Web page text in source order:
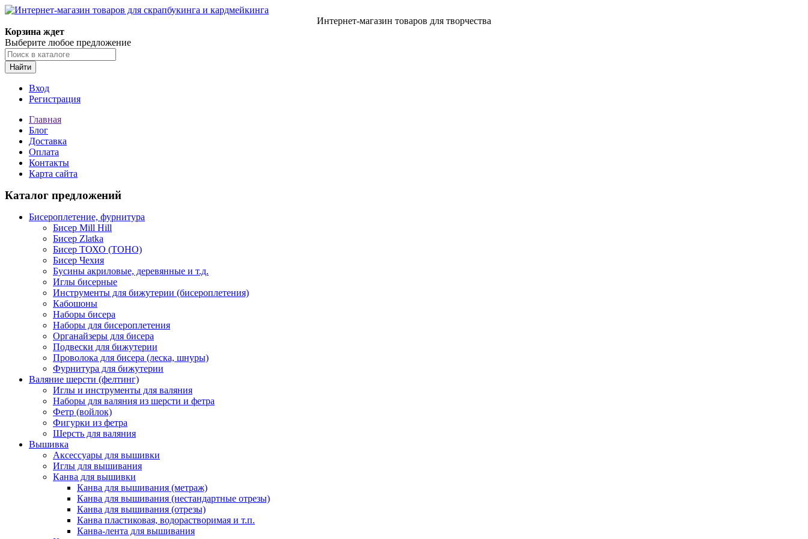
Интернет-магазин товаров для творчества
Корзина ждет
Выберите любое предложение
Найти
Вход
Регистрация
Главная
Блог
Доставка
Оплата
Контакты
Карта сайта
Каталог предложений
Бисероплетение, фурнитура
Бисер Mill Hill
Бисер Zlatka
Бисер ТОХО (TOHO)
Бисер Чехия
Бусины акриловые, деревянные и т.д.
Иглы бисерные
Инструменты для бижутерии (бисероплетения)
Кабошоны
Наборы бисера
Наборы для бисероплетения
Органайзеры для бисера
Подвески для бижутерии
Проволока для бисера (леска, шнуры)
Фурнитура для бижутерии
Валяние шерсти (фелтинг)
Иглы и инструменты для валяния
Наборы для валяния из шерсти и фетра
Фетр (войлок)
Фигурки из фетра
Шерсть для валяния
Вышивка
Аксессуары для вышивки
Иглы для вышивания
Канва для вышивки
Канва для вышивания (метраж)
Канва для вышивания (нестандартные отрезы)
Канва для вышивания (отрезы)
Канва пластиковая, водорастворимая и т.п.
Канва-лента для вышивания